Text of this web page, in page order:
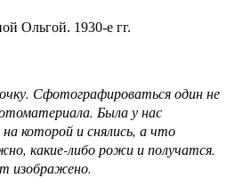
Ольгой. 1930-е гг.
Сфотографироваться один не
Была у нас
которой и снялись, а что
какие-либо рожи и получатся.
изображено.